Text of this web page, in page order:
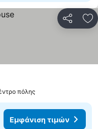
πόλης
Εμφάνιση τιμών